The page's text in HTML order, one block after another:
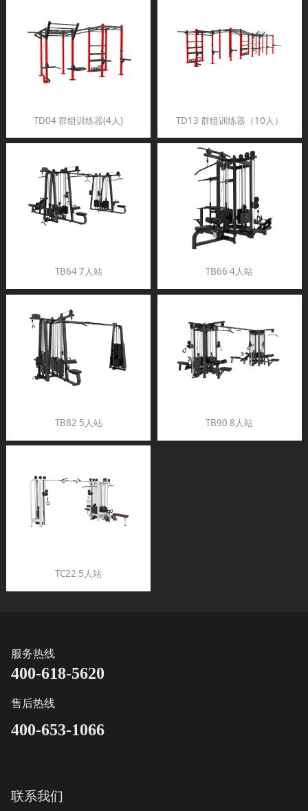
TD04 群组训练器(4人) TD13 群组训练器（10人）
TB64 7人站 TB66 4人站
TB82 5人站 TB90 8人站
TC22 5人站
服务热线
400-618-5620
售后热线
400-653-1066
联系我们